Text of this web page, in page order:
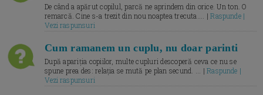
De când a apărut copilul, parcă ne aprindem din orice. Un ton. O
remarcă. Cine s-a trezit din nou noaptea trecuta.... |Raspunde |
Vezi raspunsuri
Cum ramanem un cuplu, nu doar parinti
După apariția copiilor, multe cupluri descoperă ceva ce nu se
spune prea des: relația se mută pe plan secund. ... |Raspunde |
Vezi raspunsuri